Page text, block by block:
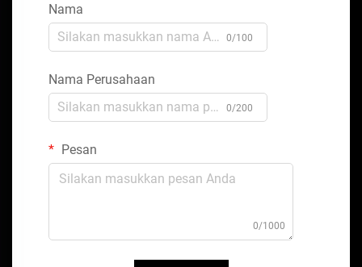
Nama
0/100
Nama Perusahaan
0/200
Pesan
0/1000